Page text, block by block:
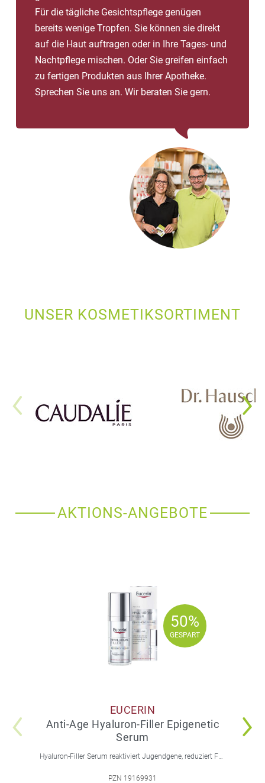
Für die tägliche Gesichtspflege genügen
bereits wenige Tropfen. Sie können sie direkt
auf die Haut auftragen oder in Ihre Tages- und
Nachtpflege mischen. Oder Sie greifen einfach
zu fertigen Produkten aus Ihrer Apotheke.
Sprechen Sie uns an. Wir beraten Sie gern.
UNSER KOSMETIKSORTIMENT
AKTIONS-ANGEBOTE
50%
GESPART
50%
GESPART
EUCERIN
Anti-Age Hyaluron-Filler Epigenetic
Serum
PZN 19169931